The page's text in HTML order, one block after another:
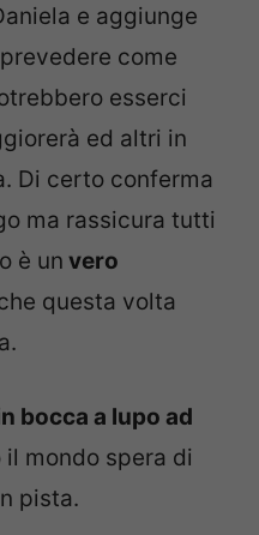
e aggiunge
come
esserci
ed altri in
Di certo conferma
ma rassicura tutti
è un vero
questa volta
bocca a lupo ad
mondo spera di
pista.